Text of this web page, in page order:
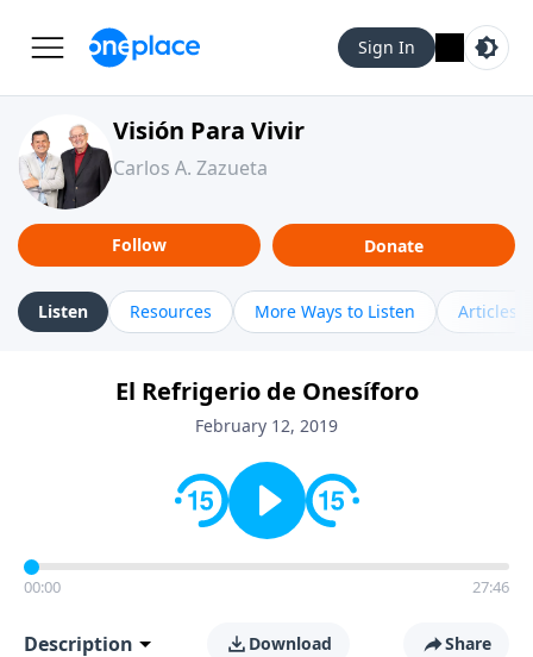
Sign In
Visión Para Vivir
Carlos A. Zazueta
Follow Donate
Listen Resources More Ways to Listen Articles
El Refrigerio de Onesíforo
February 12, 2019
00:00 27:46
Description Download Share